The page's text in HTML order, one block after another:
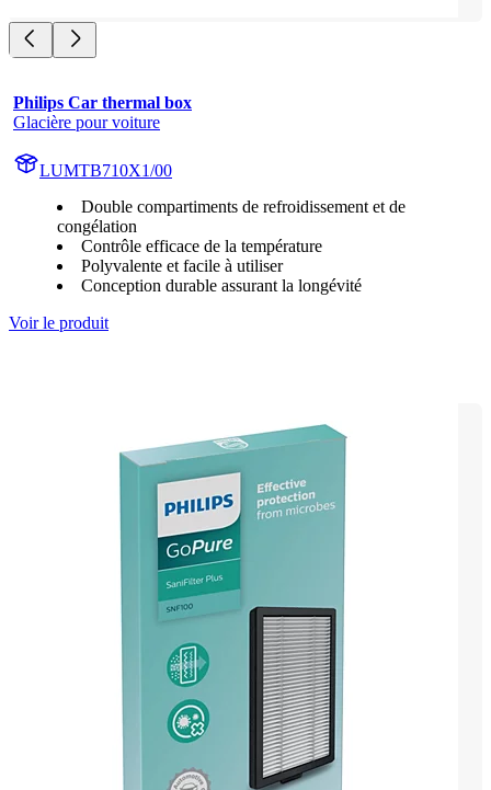
Philips Car thermal box
Glacière pour voiture
LUMTB710X1/00
Double compartiments de refroidissement et de
congélation
Contrôle efficace de la température
Polyvalente et facile à utiliser
Conception durable assurant la longévité
Voir le produit